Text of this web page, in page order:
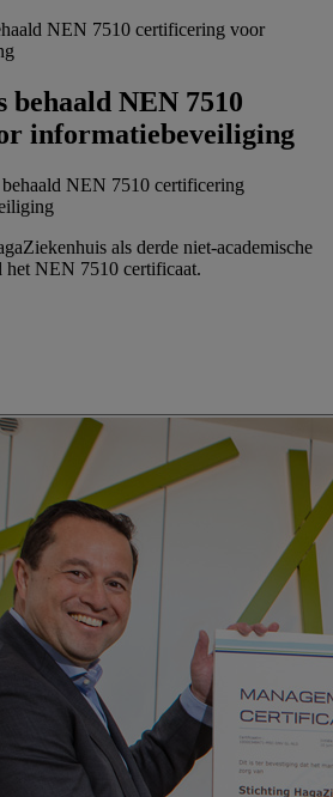
NEN 7510 certificering voor
behaald NEN 7510
informatiebeveiliging
als derde niet-academische
het NEN 7510 certificaat.